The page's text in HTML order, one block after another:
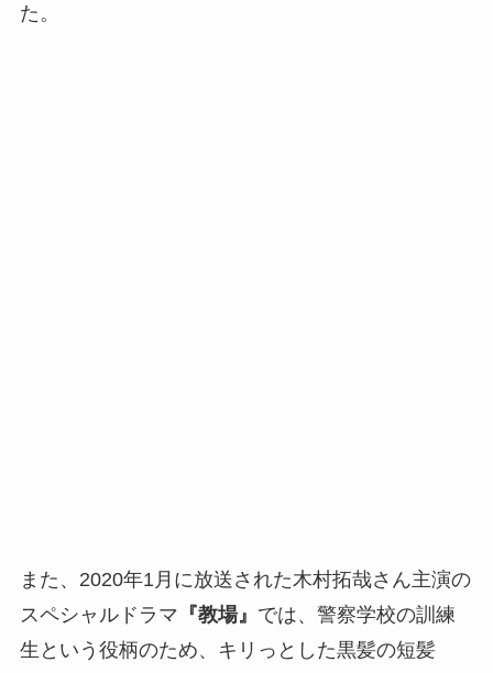
た。
また、2020年1月に放送された木村拓哉さん主演の
スペシャルドラマ 『教場』 では、警察学校の訓練
生という役柄のため、キリっとした黒髪の短髪